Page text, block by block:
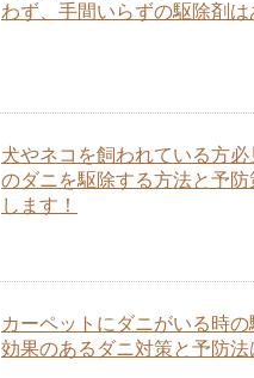
わず、手間いらずの駆除剤は
犬やネコを飼われている方必
のダニを駆除する方法と予防
します！
カーペットにダニがいる時の
効果のあるダニ対策と予防法